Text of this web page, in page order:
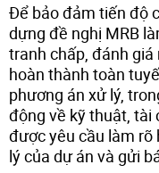
Để bảo đảm tiến độ
dựng đề nghị MRB
tranh chấp, đánh
hoàn thành toàn
phương án xử lý,
động về kỹ thuật, tài
được yêu cầu làm rõ
lý của dự án và gửi